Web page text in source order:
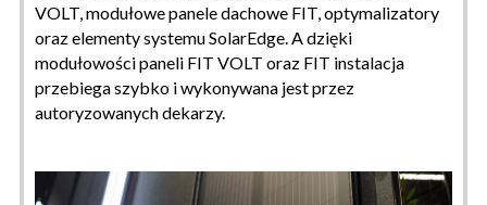
VOLT, modułowe panele dachowe FIT, optymalizatory
oraz elementy systemu SolarEdge. A dzięki
modułowości paneli FIT VOLT oraz FIT instalacja
przebiega szybko i wykonywana jest przez
autoryzowanych dekarzy.